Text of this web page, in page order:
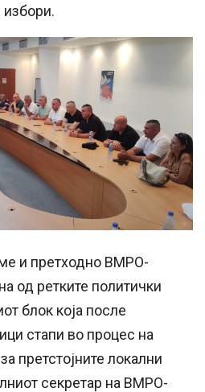
избори.
и претходно ВМРО-
од ретките политички
блок која после
стапи во процес на
претстојните локални
секретар на ВМРО-